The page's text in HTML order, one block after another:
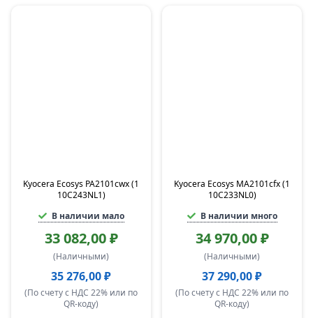
Kyocera Ecosys PA2101cwx (1
10C243NL1)
В наличии мало
33 082,00 ₽
(Наличными)
35 276,00 ₽
(По счету с НДС 22% или по
QR-коду)
Kyocera Ecosys MA2101cfx (1
10C233NL0)
В наличии много
34 970,00 ₽
(Наличными)
37 290,00 ₽
(По счету с НДС 22% или по
QR-коду)